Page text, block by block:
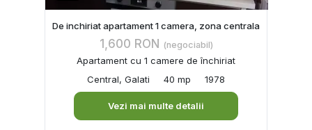
De inchiriat apartament 1 camera, zona centrala
1,600 RON (negociabil)
Apartament cu 1 camere de închiriat
Central, Galati
40 mp 1978
Vezi mai multe detalii